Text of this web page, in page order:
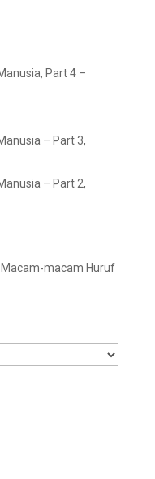
Part 4 –
– Part 3,
– Part 2,
Macam-macam Huruf